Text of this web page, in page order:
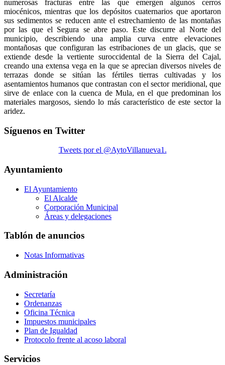
numerosas fracturas entre las que emergen algunos cerros
miocénicos, mientras que los depósitos cuaternarios que aportaron
sus sedimentos se reducen ante el estrechamiento de las montañas
por las que el Segura se abre paso. Este discurre al Norte del
municipio, describiendo una amplia curva entre elevaciones
montañosas que configuran las estribaciones de un glacis, que se
extiende desde la vertiente suroccidental de la Sierra del Cajal,
creando una extensa vega en la que se aprecian diversos niveles de
terrazas donde se sitúan las fértiles tierras cultivadas y los
asentamientos humanos que contrastan con el sector meridional, que
sirve de enlace con la cuenca de Mula, en el que predominan los
materiales margosos, siendo lo más característico de este sector la
aridez.
Síguenos en Twitter
Tweets por el @AytoVillanueva1.
Ayuntamiento
El Ayuntamiento
El Alcalde
Corporación Municipal
Áreas y delegaciones
Tablón de anuncios
Notas Informativas
Administración
Secretaría
Ordenanzas
Oficina Técnica
Impuestos municipales
Plan de Igualdad
Protocolo frente al acoso laboral
Servicios